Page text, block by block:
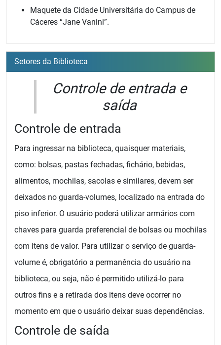
Maquete da Cidade Universitária do Campus de
Cáceres “Jane Vanini”.
Setores da Biblioteca
Controle de entrada e
saída
Controle de entrada
Para ingressar na biblioteca, quaisquer materiais,
como: bolsas, pastas fechadas, fichário, bebidas,
alimentos, mochilas, sacolas e similares, devem ser
deixados no guarda-volumes, localizado na entrada do
piso inferior. O usuário poderá utilizar armários com
chaves para guarda preferencial de bolsas ou mochilas
com itens de valor. Para utilizar o serviço de guarda-
volume é, obrigatório a permanência do usuário na
biblioteca, ou seja, não é permitido utilizá-lo para
outros fins e a retirada dos itens deve ocorrer no
momento em que o usuário deixar suas dependências.
Controle de saída